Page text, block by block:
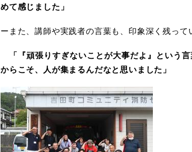
めて感じました」
ーまた、講師や実践者の言葉も、印象深く残って
「『頑張りすぎないことが大事だよ』という
からこそ、人が集まるんだなと思いました」